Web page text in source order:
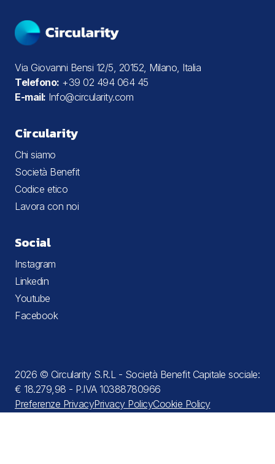
Via Giovanni Bensi 12/5, 20152, Milano, Italia
Telefono: +39 02 494 064 45
E-mail: Info@circularity.com
Circularity
Chi siamo
Società Benefit
Codice etico
Lavora con noi
Social
Instagram
Linkedin
Youtube
Facebook
2026 © Circularity S.R.L - Società Benefit Capitale sociale:
€ 18.279,98 - P.IVA 10388780966
Preferenze PrivacyPrivacy PolicyCookie Policy